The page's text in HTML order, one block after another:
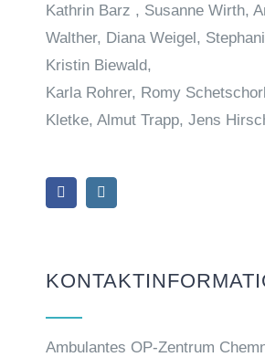
Kathrin Barz , Susanne Wirth,
Walther, Diana Weigel,
Kristin Biewald,
Karla Rohrer, Romy
Kletke, Almut Trapp, Jens
Ambulantes OP-Zentrum